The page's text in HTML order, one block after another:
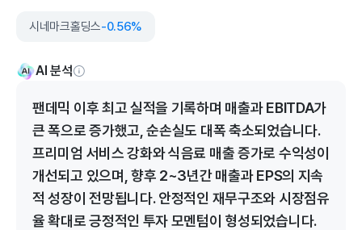
시네마크홀딩스-0.56%
AI 분석
팬데믹 이후 최고 실적을 기록하며 매출과 EBITDA가
큰 폭으로 증가했고, 순손실도 대폭 축소되었습니다.
프리미엄 서비스 강화와 식음료 매출 증가로 수익성이
개선되고 있으며, 향후 2~3년간 매출과 EPS의 지속
적 성장이 전망됩니다. 안정적인 재무구조와 시장점유
율 확대로 긍정적인 투자 모멘텀이 형성되었습니다.